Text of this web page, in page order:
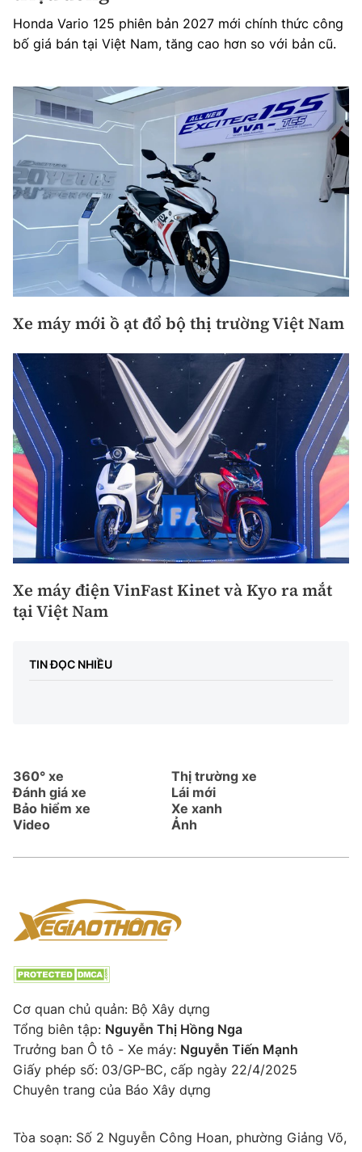
Honda Vario 125 phiên bản 2027 mới chính thức công
bố giá bán tại Việt Nam, tăng cao hơn so với bản cũ.
Xe máy mới ồ ạt đổ bộ thị trường Việt Nam
Xe máy điện VinFast Kinet và Kyo ra mắt
tại Việt Nam
TIN ĐỌC NHIỀU
360° xe
Thị trường xe
Đánh giá xe
Lái mới
Bảo hiểm xe
Xe xanh
Video
Ảnh
Cơ quan chủ quản: Bộ Xây dựng
Tổng biên tập: Nguyễn Thị Hồng Nga
Trưởng ban Ô tô - Xe máy: Nguyễn Tiến Mạnh
Giấy phép số: 03/GP-BC, cấp ngày 22/4/2025
Chuyên trang của Báo Xây dựng
Tòa soạn: Số 2 Nguyễn Công Hoan, phường Giảng Võ,